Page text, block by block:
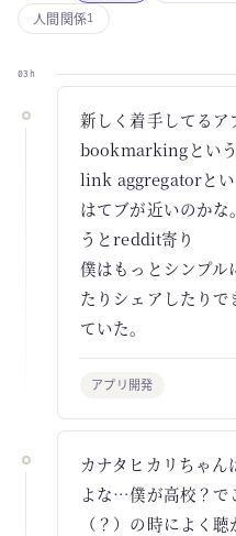
人間関係1
03h
新しく着手してる
bookmarkingとい
link aggregatorとい
はてブが近いのか
うとreddit寄り
僕はもっとシンプ
たりシェアしたり
ていた。
アプリ開発
カナタヒカリちゃ
よな…僕が高校？で
（？）の時によく聴